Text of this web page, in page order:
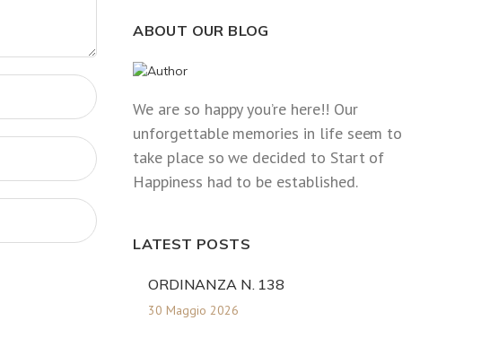
ABOUT OUR BLOG
We are so happy you’re here!! Our
unforgettable memories in life seem to
take place so we decided to Start of
Happiness had to be established.
LATEST POSTS
ORDINANZA N. 138
30 Maggio 2026